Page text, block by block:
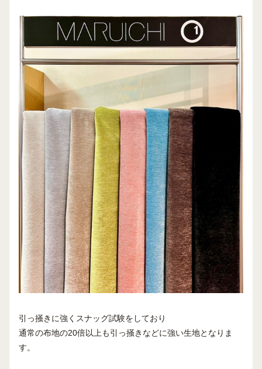
引っ掻きに強くスナッグ試験をしており
通常の布地の20倍以上も引っ掻きなどに強い生地となりま
す。